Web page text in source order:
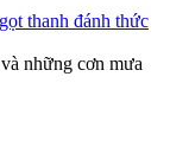
thanh đánh thức
những cơn mưa